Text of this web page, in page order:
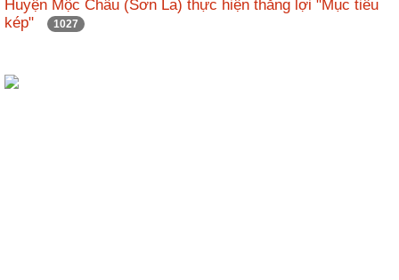
Huyện Mộc Châu (Sơn La) thực hiện thắng lợi "Mục tiêu
kép"
1027